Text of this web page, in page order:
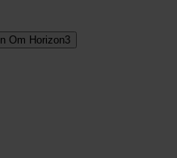
Om Horizon3